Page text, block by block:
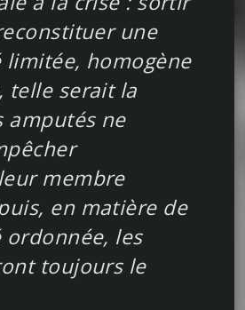
une
homogène
telle serait la
amputés ne
membre
en matière de
les
toujours le